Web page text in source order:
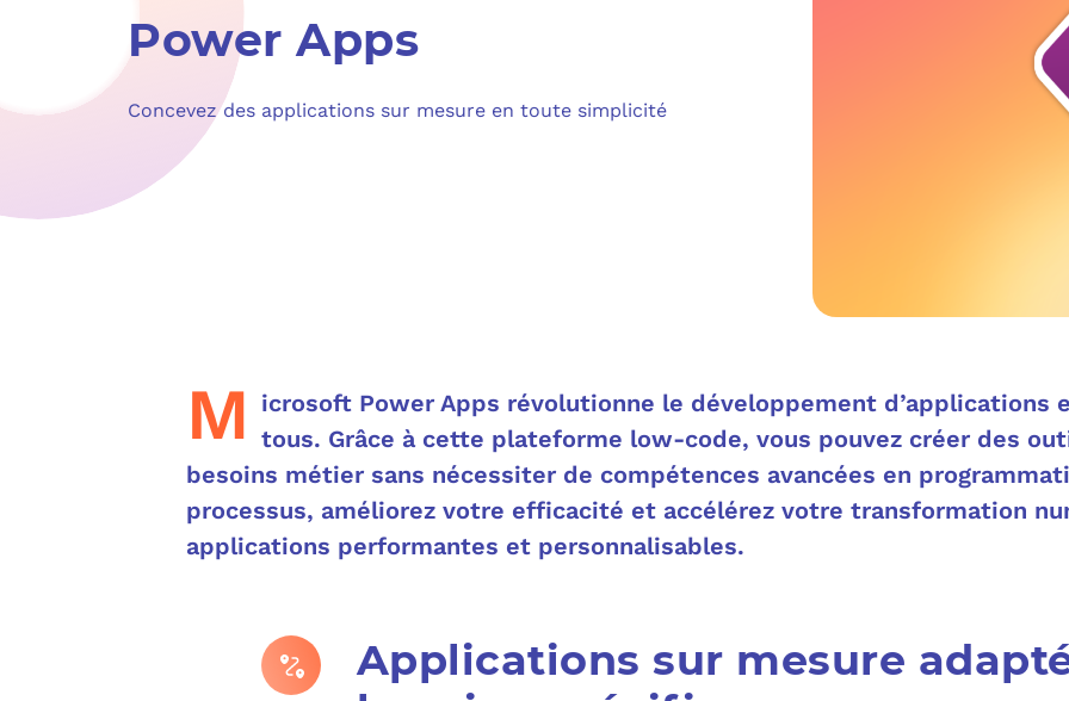
Power Apps
Concevez des applications sur mesure en toute simplicité
M
icrosoft Power Apps révolutionne le développement d’applications
tous. Grâce à cette plateforme low-code, vous pouvez créer des
besoins métier sans nécessiter de compétences avancées en
processus, améliorez votre efficacité et accélérez votre transformation
applications performantes et personnalisables.
Applications sur mesure
NOTRE
PROTÉGER
ORGANISER
MESURER ET
MONDE
MICROSOFT
MICROSOFT
LE CLOUD SUR
QUI
BLOG